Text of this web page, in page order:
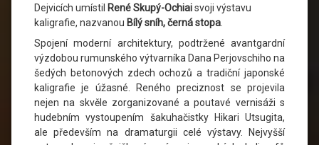
Dejvicích umístil René Skupý-Ochiaisvoji výstavu
kaligrafie, nazvanou Bílý sníh, černá stopa.
Spojení moderní architektury, podtržené avantgardní
výzdobou rumunského výtvarníka Dana Perjovschiho na
šedých betonových zdech ochozů a tradiční japonské
kaligrafie je úžasné. Reného preciznost se projevila
nejen na skvěle zorganizované a poutavé vernisáži s
hudebním vystoupením šakuhačistky Hikari Utsugita,
ale především na dramaturgii celé výstavy. Nejvyšší